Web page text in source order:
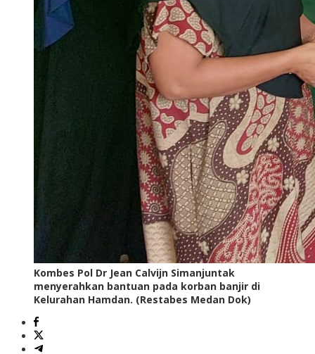
Kombes Pol Dr Jean Calvijn Simanjuntak
menyerahkan bantuan pada korban banjir di
Kelurahan Hamdan. (Restabes Medan Dok)